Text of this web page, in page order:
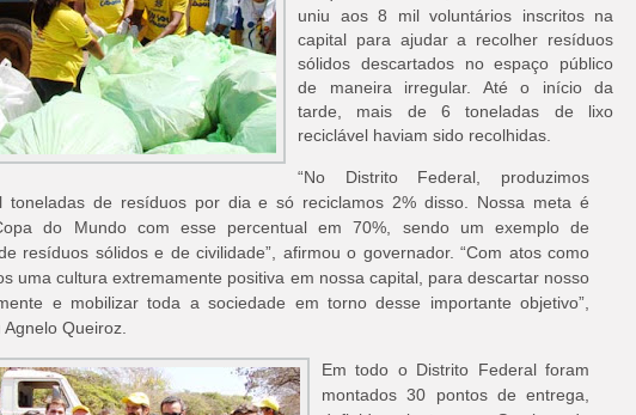
uniu aos 8 mil voluntários inscritos na
capital para ajudar a recolher resíduos
sólidos descartados no espaço público
de maneira irregular. Até o início da
tarde, mais de 6 toneladas de lixo
reciclável haviam sido recolhidas.
“No Distrito Federal, produzimos
toneladas de resíduos por dia e só reciclamos 2% disso. Nossa meta é
do Mundo com esse percentual em 70%, sendo um exemplo de
resíduos sólidos e de civilidade”, afirmou o governador. “Com atos como
uma cultura extremamente positiva em nossa capital, para descartar nosso
e mobilizar toda a sociedade em torno desse importante objetivo”,
Queiroz.
Em todo o Distrito Federal foram
montados 30 pontos de entrega,